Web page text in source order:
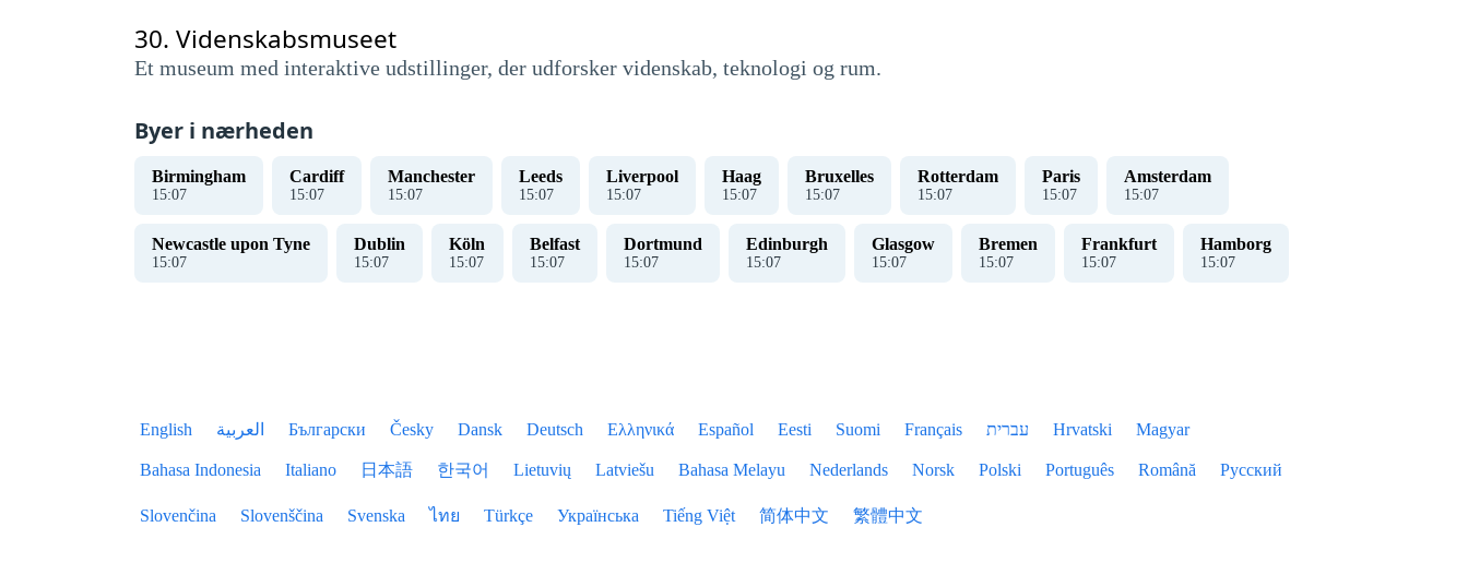
30. Videnskabsmuseet
Et museum med interaktive udstillinger, der udforsker videnskab, teknologi og rum.
Byer i nærheden
Birmingham
15:07
Cardiff
15:07
Manchester
15:07
Leeds
15:07
Liverpool
15:07
Haag
15:07
Bruxelles
15:07
Rotterdam
15:07
Paris
15:07
Amsterdam
15:07
Newcastle upon Tyne
15:07
Dublin
15:07
Köln
15:07
Belfast
15:07
Dortmund
15:07
Edinburgh
15:07
Glasgow
15:07
Bremen
15:07
Frankfurt
15:07
Hamborg
15:07
English العربية Български Česky Dansk Deutsch Ελληνικά Español Eesti Suomi Français עברית Hrvatski Magyar
Bahasa Indonesia Italiano 日本語 한국어 Lietuvių Latviešu Bahasa Melayu Nederlands Norsk Polski Português Română Русский
Slovenčina Slovenščina Svenska ไทย Türkçe Українська Tiếng Việt 简体中文 繁體中文